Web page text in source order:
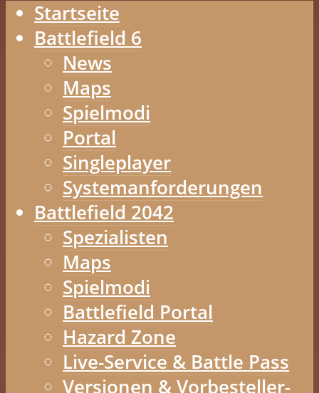
Startseite
Battlefield 6
News
Maps
Spielmodi
Portal
Singleplayer
Systemanforderungen
Battlefield 2042
Spezialisten
Maps
Spielmodi
Battlefield Portal
Hazard Zone
Live-Service & Battle Pass
Versionen & Vorbesteller-